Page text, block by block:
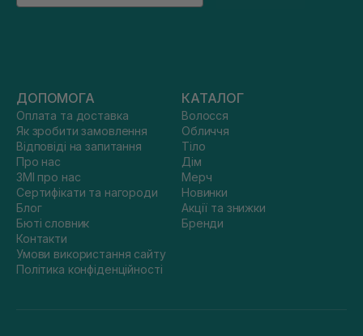
ДОПОМОГА
Оплата та доставка
Як зробити замовлення
Відповіді на запитання
Про нас
ЗМІ про нас
Сертифікати та нагороди
Блог
Бюті словник
Контакти
Умови використання сайту
Політика конфіденційності
КАТАЛОГ
Волосся
Обличчя
Тіло
Дім
Мерч
Новинки
Акції та знижки
Бренди